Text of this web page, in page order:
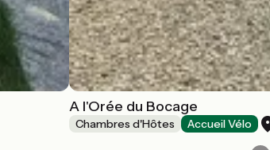
A l'Orée du Bocage
Chambres d'Hôtes Accueil Vélo